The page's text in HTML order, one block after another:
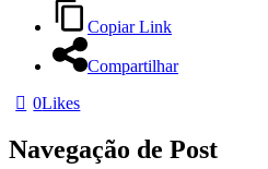
Copiar Link
Compartilhar
0Likes
Navegação de Post